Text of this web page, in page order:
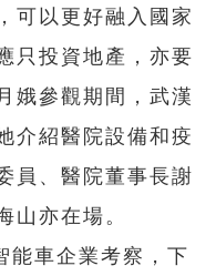
可以更好融入國家
只投資地產，亦要
娥參觀期間，武漢
介紹醫院設備和疫
員、醫院董事長謝
山亦在場。
能車企業考察，下